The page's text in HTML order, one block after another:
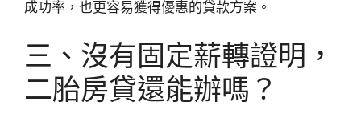
成功率，也更容易獲得優惠的貸款方案。
三、沒有固定薪轉證明，
二胎房貸還能辦嗎？